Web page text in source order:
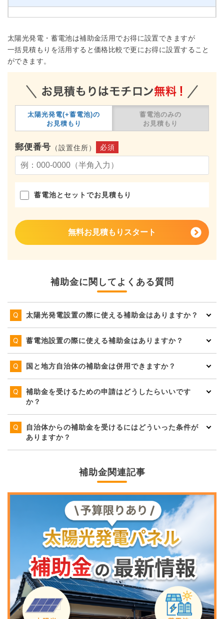
太陽光発電・蓄電池は補助金活用でお得に設置できますが
一括見積もりを活用すると価格比較で更にお得に設置すること
ができます。
太陽光発電(+蓄電池)の
お見積もり
蓄電池のみの
お見積もり
郵便番号 （設置住所） 必須
蓄電池とセットでお見積もり
無料お見積もりスタート
補助金に関してよくある質問
太陽光発電設置の際に使える補助金はありますか？
蓄電池設置の際に使える補助金はありますか？
国と地方自治体の補助金は併用できますか？
補助金を受けるための申請はどうしたらいいです
か？
自治体からの補助金を受けるにはどういった条件が
ありますか？
補助金関連記事